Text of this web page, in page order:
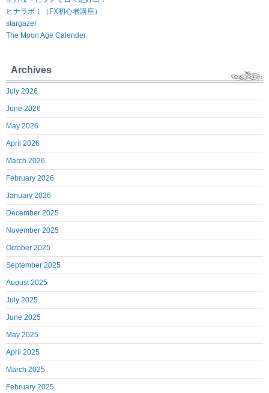
ヒナラボ！（FX初心者講座）
stargazer
The Moon Age Calender
Archives
July 2026
June 2026
May 2026
April 2026
March 2026
February 2026
January 2026
December 2025
November 2025
October 2025
September 2025
August 2025
July 2025
June 2025
May 2025
April 2025
March 2025
February 2025